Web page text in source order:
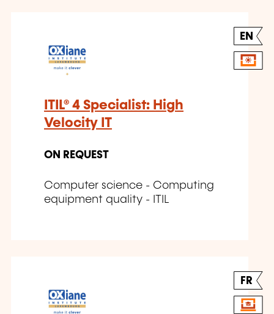
EN
ITIL® 4 Specialist: High
Velocity IT
ON REQUEST
Computer science - Computing
equipment quality - ITIL
FR